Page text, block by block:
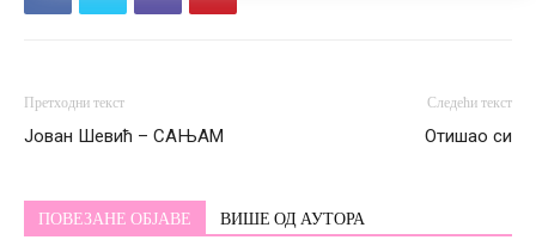
Претходни текст
Јован Шевић – САЊАМ
Следећи текст
Отишао си
ПОВЕЗАНЕ ОБЈАВЕ ВИШЕ ОД АУТОРА